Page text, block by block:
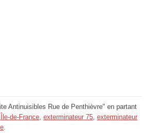
Antinuisibles Rue de Penthièvre" en partant
de-France exterminateur 75 exterminateur